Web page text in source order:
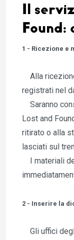
Il
Found:
1 - Ricezione e
Alla
registrati nel
Saranno
Lost and
ritirato o alla
lasciati sul
I materiali
2 - Inserire la
Gli uffici